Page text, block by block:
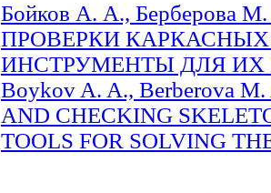
Бойков А. А.,
ПРОВЕРКИ
ИНСТРУМЕНТЫ ДЛЯ ИХ
Boykov A. A., Berberova
AND CHECKING
TOOLS FOR SOLVING